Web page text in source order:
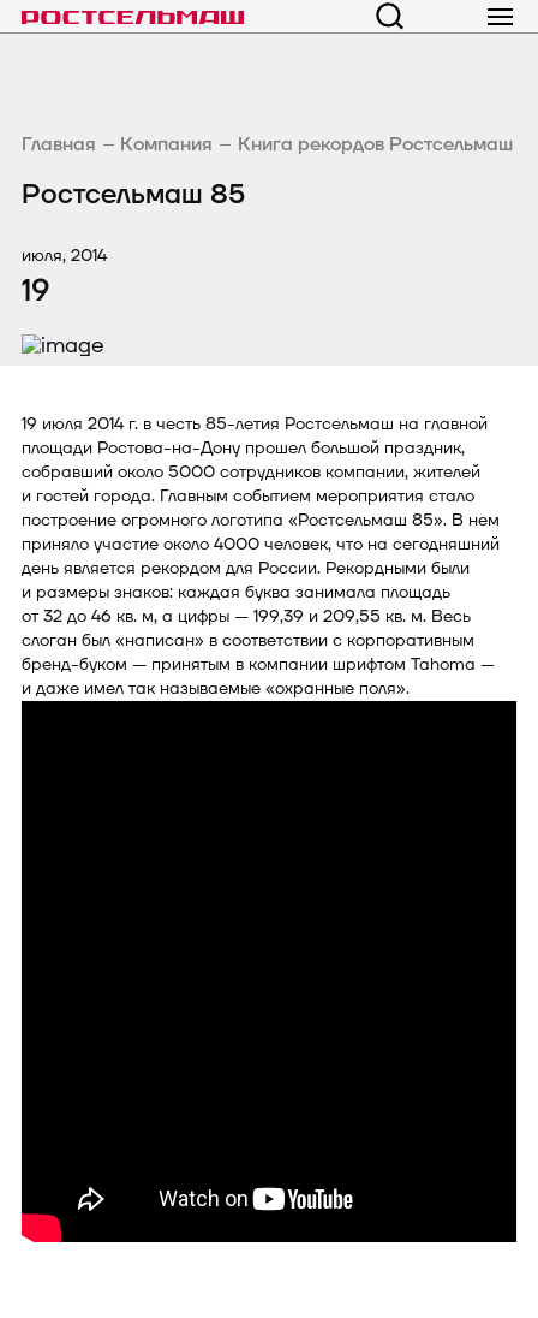
Главная Компания Книга рекордов Ростсельмаш
Ростсельмаш 85
июля, 2014
19
19 июля 2014 г. в честь 85-летия Ростсельмаш на главной
площади Ростова-на-Дону прошел большой праздник,
собравший около 5000 сотрудников компании, жителей
и гостей города. Главным событием мероприятия стало
построение огромного логотипа «Ростсельмаш 85». В нем
приняло участие около 4000 человек, что на сегодняшний
день является рекордом для Рос­сии. Рекордными были
и размеры зна­ков: каждая буква занимала площадь
от 32 до 46 кв. м, а цифры — 199,39 и 209,55 кв. м. Весь
слоган был «напи­сан» в соответствии с корпоративным
бренд-буком — принятым в компании шрифтом Tahoma —
и даже имел так называемые «охранные поля».